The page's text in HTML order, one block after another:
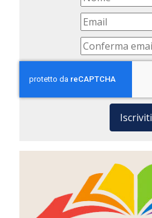
Iscriviti